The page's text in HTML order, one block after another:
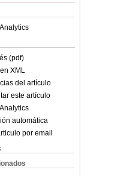
(pdf)
XML
del artículo
este artículo
automática
por email